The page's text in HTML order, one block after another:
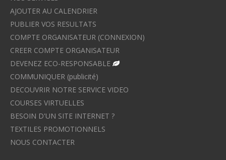
AJOUTER AU CALENDRIER
PUBLIER VOS RESULTATS
COMPTE ORGANISATEUR (CONNEXION)
CREER COMPTE ORGANISATEUR
DEVENEZ ECO-RESPONSABLE
COMMUNIQUER (publicité)
DECOUVRIR NOTRE SERVICE VIDEO
COURSES VIRTUELLES
BESOIN D'UN SITE INTERNET ?
TEXTILES PROMOTIONNELS
NOUS CONTACTER